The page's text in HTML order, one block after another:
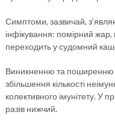
Симптоми, зазвичай,
інфікування: помірний
переходить у судомний
Виникненню та поширенню
збільшення кількості
колективного імунітету. У
разів нижчий.